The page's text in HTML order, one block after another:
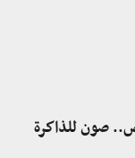
صون للذاكرة